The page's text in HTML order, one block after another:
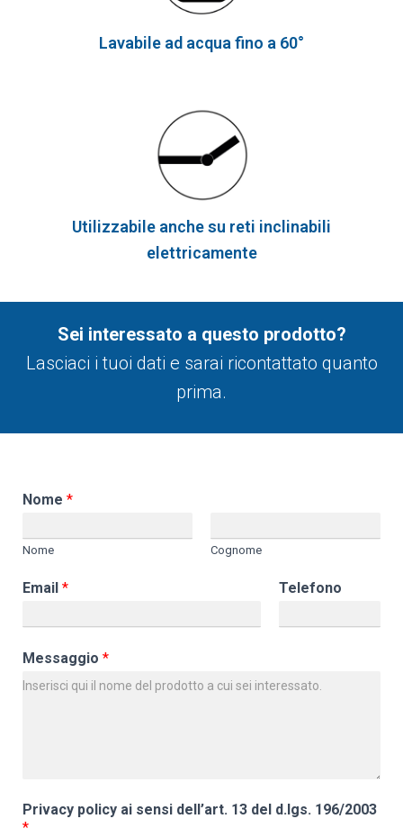
Lavabile ad acqua fino a 60°
Utilizzabile anche su reti inclinabili
elettricamente
Sei interessato a questo prodotto?
Lasciaci i tuoi dati e sarai ricontattato quanto
prima.
Nome *
Nome Cognome
Email * Telefono
Messaggio *
Privacy policy ai sensi dell’art. 13 del d.lgs. 196/2003
*